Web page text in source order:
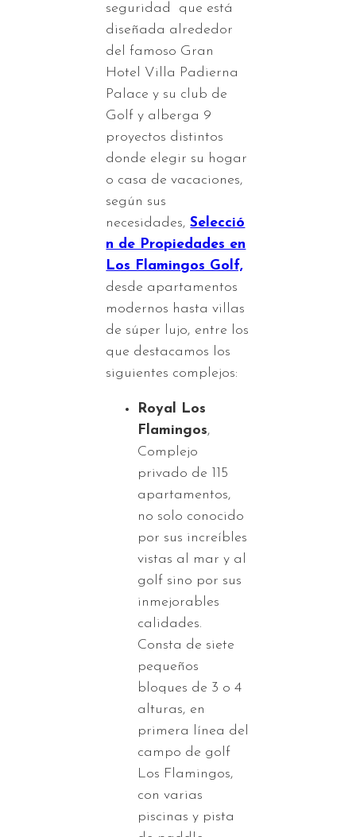
seguridad que está
diseñada alrededor
del famoso Gran
Hotel Villa Padierna
Palace y su club de
Golf y alberga 9
proyectos distintos
donde elegir su hogar
o casa de vacaciones,
según sus
necesidades,Selecció
n de Propiedades en
Los Flamingos Golf,
desde apartamentos
modernos hasta villas
de súper lujo, entre los
que destacamos los
siguientes complejos:
Royal Los
Flamingos,
Complejo
privado de 115
apartamentos,
no solo conocido
por sus increíbles
vistas al mar y al
golf sino por sus
inmejorables
calidades.
Consta de siete
pequeños
bloques de 3 o 4
alturas, en
primera línea del
campo de golf
Los Flamingos,
con varias
piscinas y pista